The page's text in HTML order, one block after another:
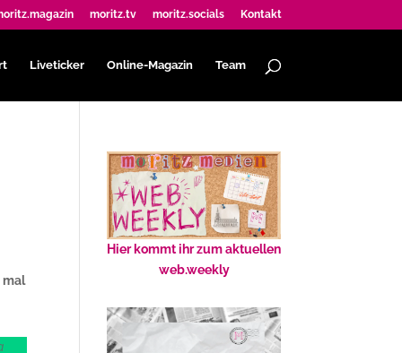
moritz.tv moritz.socials Kontakt
Liveticker Online-Magazin Team
mal
Hier kommt ihr zum aktuellen
web.weekly